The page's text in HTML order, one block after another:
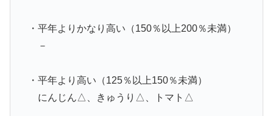
・平年よりかなり高い（150％以上200％未満）
－
・平年より高い（125％以上150％未満）
にんじん△、きゅうり△、トマト△